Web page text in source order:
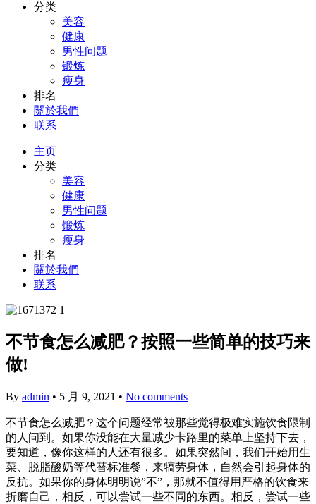
分类
美容
健康
男性问题
锻炼
瘦身
排名
關於我們
联系
主页
分类
美容
健康
男性问题
锻炼
瘦身
排名
關於我們
联系
不节食怎么减肥？按照一些简单的技巧来
做!
By admin • 5 月 9, 2021 • No comments
不节食怎么减肥？这个问题经常被那些觉得极难实施饮食限制
的人问到。如果你没能在大量减少卡路里的菜单上坚持下去，
要知道，像你这样的人还有很多。如果突然间，我们开始用生
菜、脱脂酸奶等代替标准餐，来犒劳身体，自然会引起身体的
反抗。如果你的身体明明说”不”，那就不值得用严格的饮食来
折磨自己，相反，可以尝试一些不同的东西。相反，尝试一些